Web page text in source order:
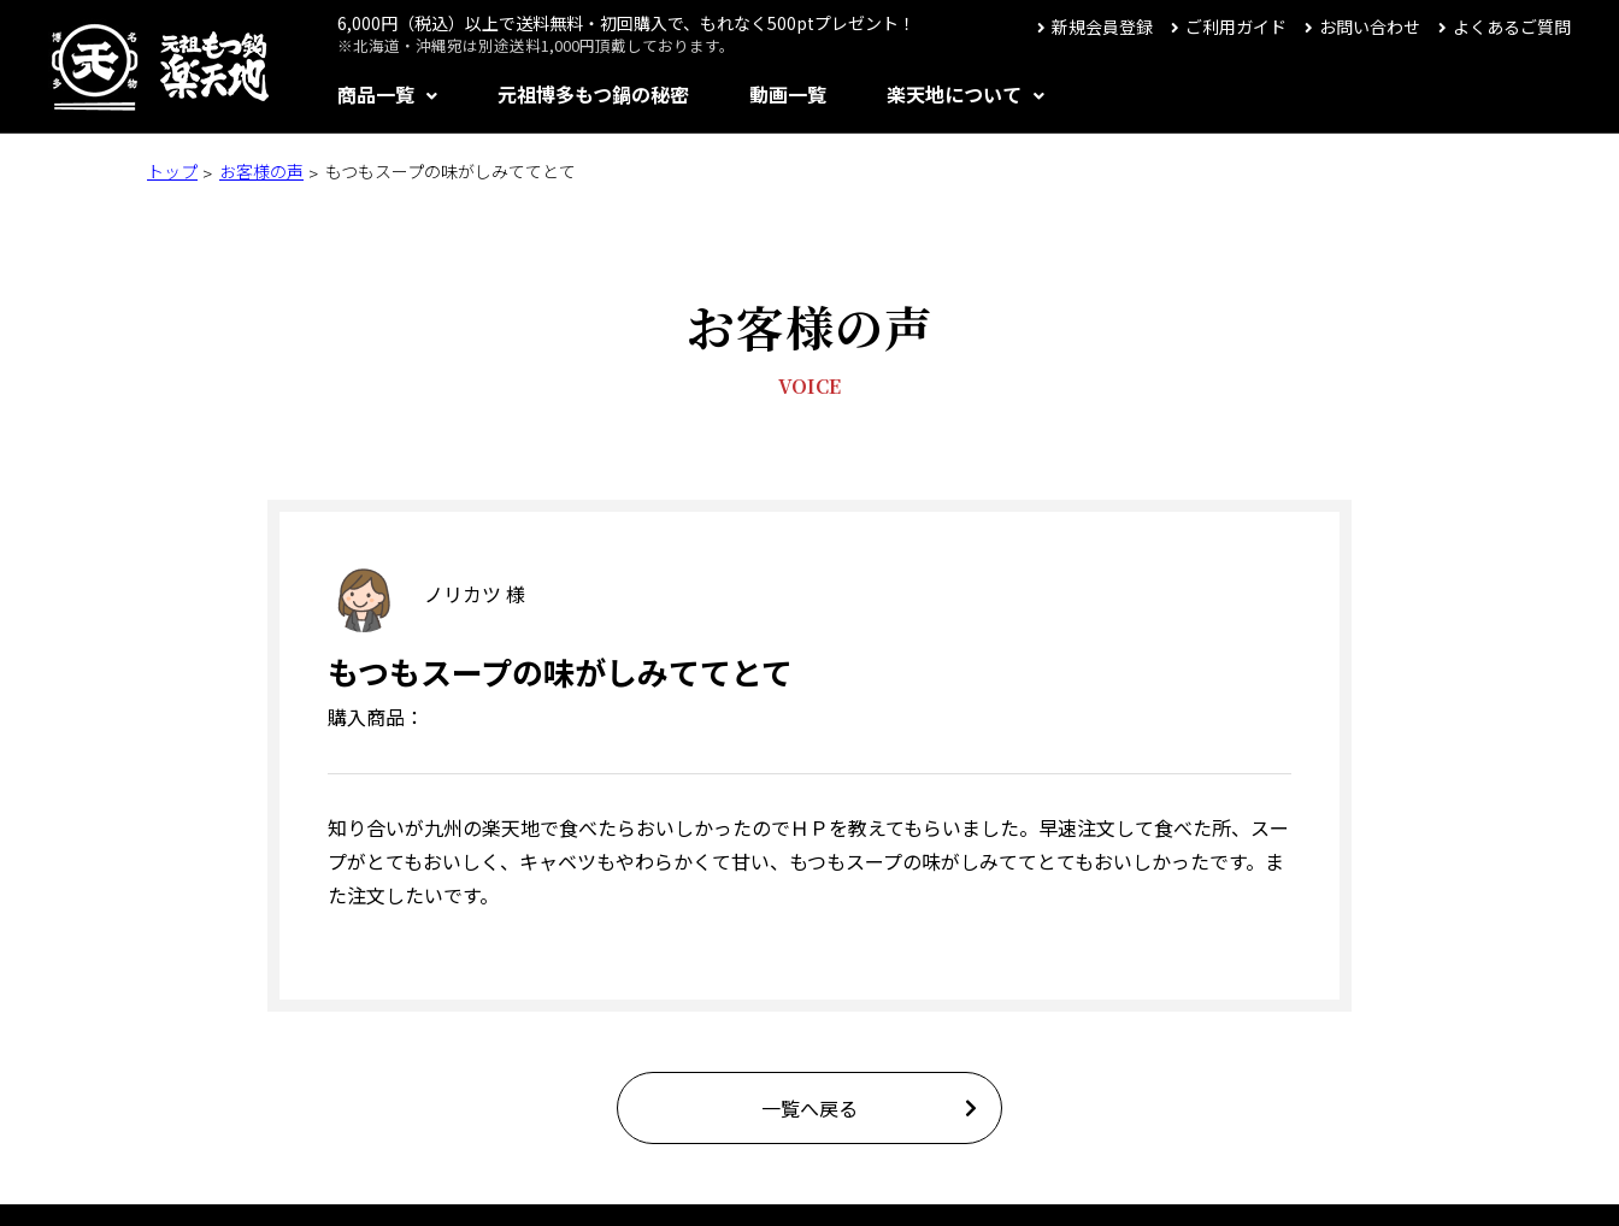
6,000円（税込）以上で送料無料・初回購入で、もれなく500ptプレゼント！
※北海道・沖縄宛は別途送料1,000円頂戴しております。
新規会員登録 ご利用ガイド お問い合わせ よくあるご質問
商品一覧 元祖博多もつ鍋の秘密 動画一覧 楽天地について
トップ お客様の声 もつもスープの味がしみててとて
お客様の声
VOICE
ノリカツ 様
もつもスープの味がしみててとて
購入商品：
知り合いが九州の楽天地で食べたらおいしかったのでＨＰを教えてもらいました。早速注文して食べた所、スー
プがとてもおいしく、キャベツもやわらかくて甘い、もつもスープの味がしみててとてもおいしかったです。ま
た注文したいです。
一覧へ戻る